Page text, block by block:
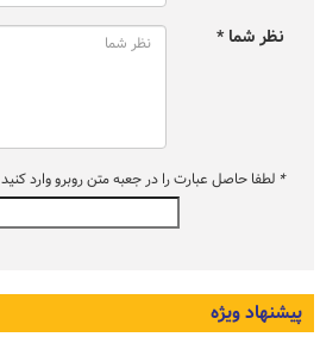
نظر شما *
* لطفا حاصل عبارت را در جعبه متن روبرو وارد کنید
پیشنهاد ویژه